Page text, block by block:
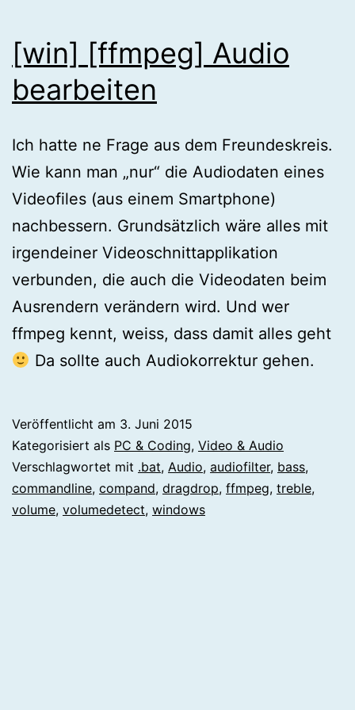
[win] [ffmpeg] Audio
bearbeiten
Ich hatte ne Frage aus dem Freundeskreis.
Wie kann man „nur“ die Audiodaten eines
Videofiles (aus einem Smartphone)
nachbessern. Grundsätzlich wäre alles mit
irgendeiner Videoschnittapplikation
verbunden, die auch die Videodaten beim
Ausrendern verändern wird. Und wer
ffmpeg kennt, weiss, dass damit alles geht
Da sollte auch Audiokorrektur gehen.
Veröffentlicht am 3. Juni 2015
Kategorisiert als PC & Coding, Video & Audio
Verschlagwortet mit .bat, Audio, audiofilter, bass,
commandline, compand, dragdrop, ffmpeg, treble,
volume, volumedetect, windows